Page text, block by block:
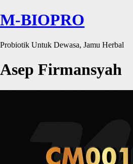
M-BIOPRO
Probiotik Untuk Dewasa, Jamu Herbal
Asep Firmansyah